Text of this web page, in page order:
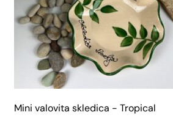
Mini valovita skledica - Tropical